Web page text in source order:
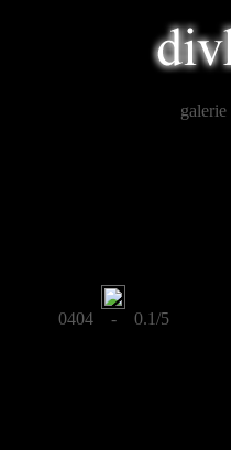
galerie
0404 - 0.1/5